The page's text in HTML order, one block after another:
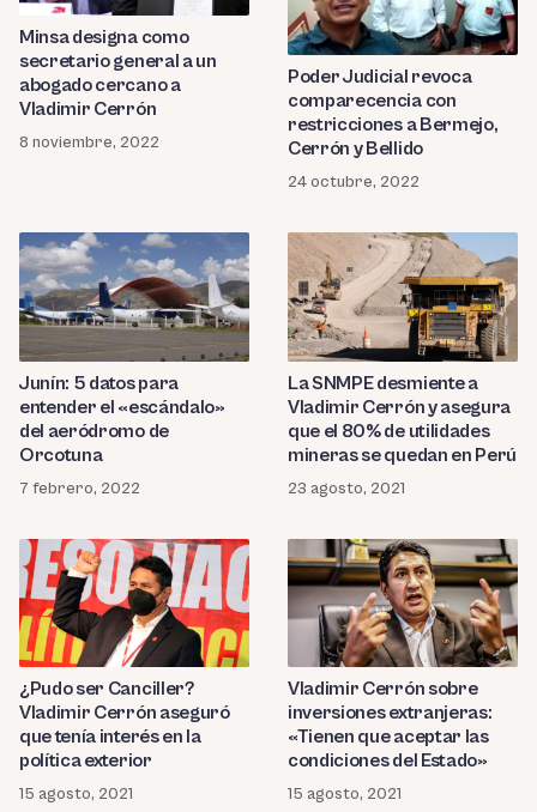
Minsa designa como
secretario general a un
abogado cercano a
Vladimir Cerrón
8 noviembre, 2022
Poder Judicial revoca
comparecencia con
restricciones a Bermejo,
Cerrón y Bellido
24 octubre, 2022
Junín: 5 datos para
entender el «escándalo»
del aeródromo de
Orcotuna
7 febrero, 2022
La SNMPE desmiente a
Vladimir Cerrón y asegura
que el 80% de utilidades
mineras se quedan en Perú
23 agosto, 2021
¿Pudo ser Canciller?
Vladimir Cerrón aseguró
que tenía interés en la
política exterior
15 agosto, 2021
Vladimir Cerrón sobre
inversiones extranjeras:
«Tienen que aceptar las
condiciones del Estado»
15 agosto, 2021